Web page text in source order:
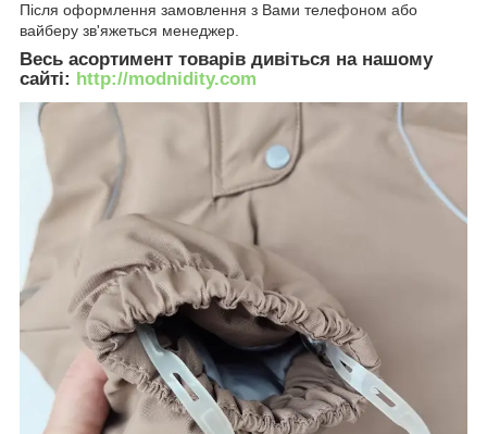
Після оформлення замовлення з Вами телефоном або
вайберу зв'яжеться менеджер.
Весь асортимент товарів дивіться на нашому
сайті: http://modnidity.com